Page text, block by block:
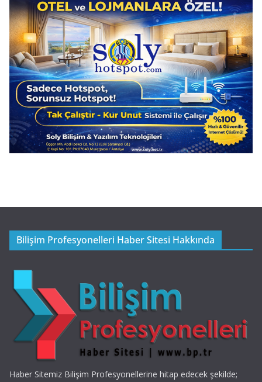
Bilişim Profesyonelleri Haber Sitesi Hakkında
Haber Sitemiz Bilişim Profesyonellerine hitap edecek şekilde;